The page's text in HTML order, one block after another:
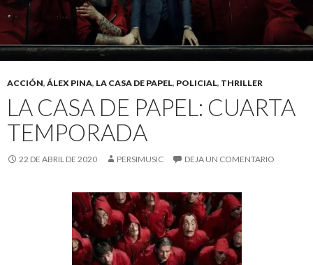
ACCIÓN, ÁLEX PINA, LA CASA DE PAPEL, POLICIAL, THRILLER
LA CASA DE PAPEL: CUARTA
TEMPORADA
22 DE ABRIL DE 2020 PERSIMUSIC DEJA UN COMENTARIO